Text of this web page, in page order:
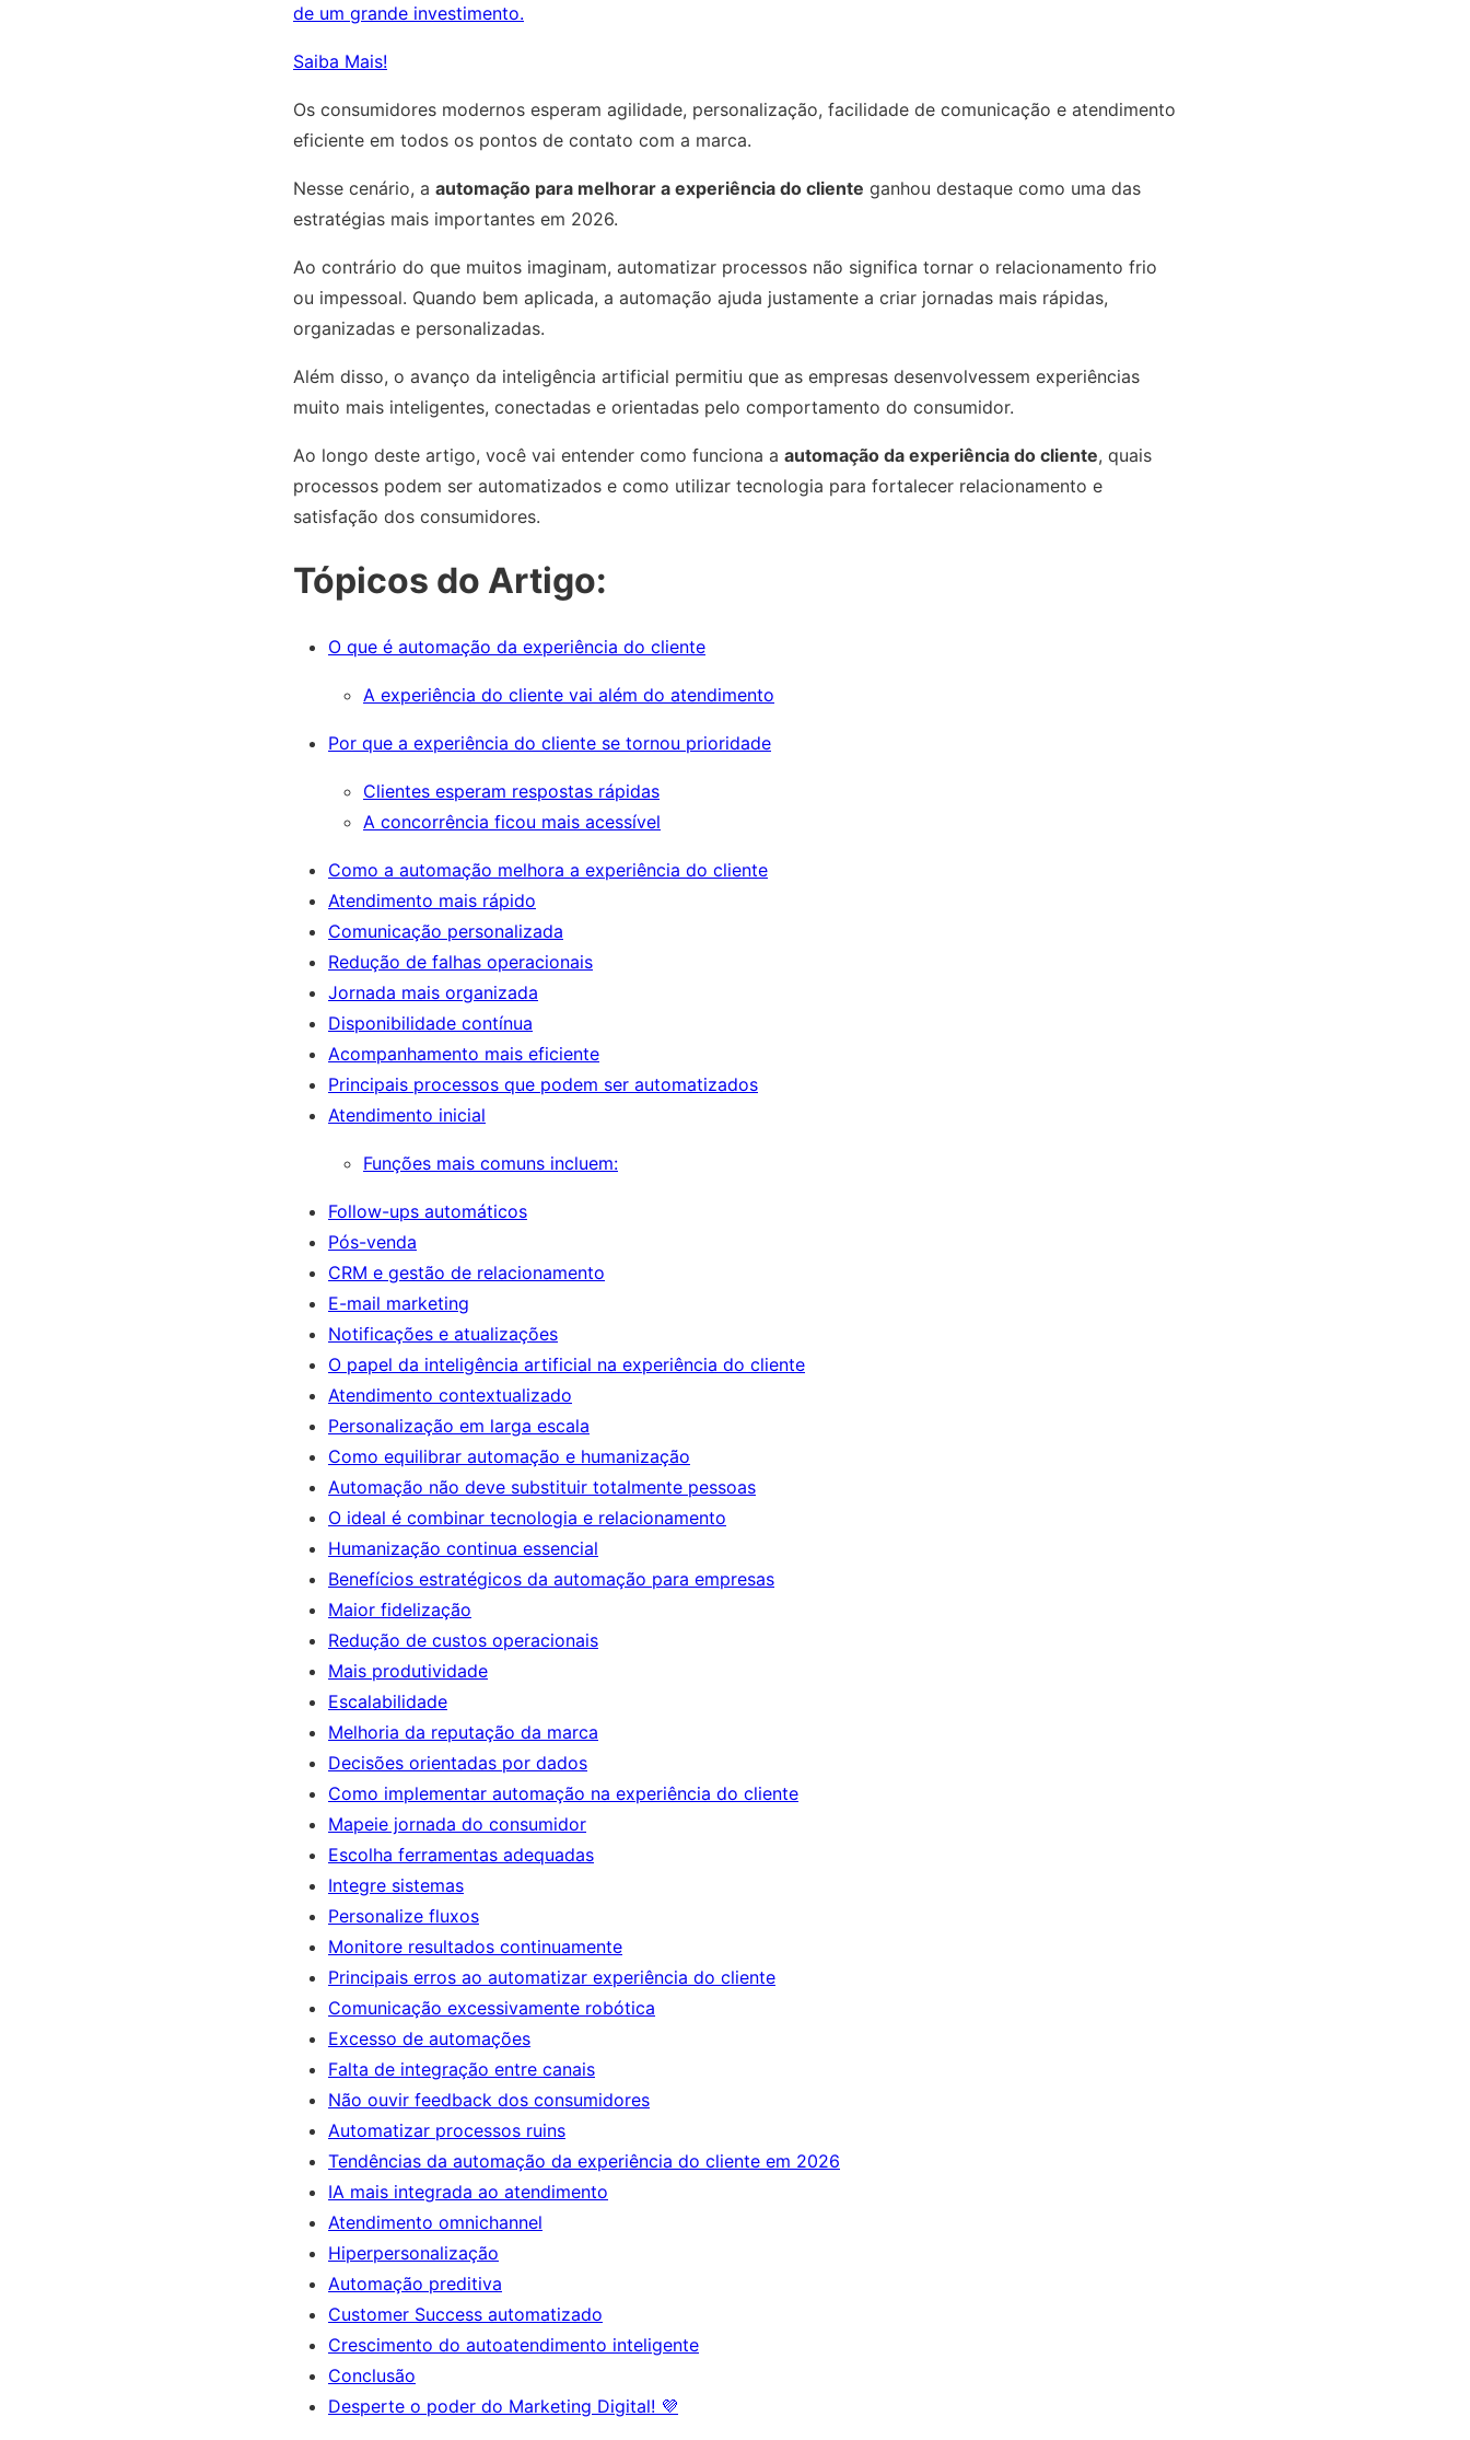
de um grande investimento.
Saiba Mais!
Os consumidores modernos esperam agilidade, personalização, facilidade de comunicação e atendimento
eficiente em todos os pontos de contato com a marca.
Nesse cenário, a automação para melhorar a experiência do cliente ganhou destaque como uma das
estratégias mais importantes em 2026.
Ao contrário do que muitos imaginam, automatizar processos não significa tornar o relacionamento frio
ou impessoal. Quando bem aplicada, a automação ajuda justamente a criar jornadas mais rápidas,
organizadas e personalizadas.
Além disso, o avanço da inteligência artificial permitiu que as empresas desenvolvessem experiências
muito mais inteligentes, conectadas e orientadas pelo comportamento do consumidor.
Ao longo deste artigo, você vai entender como funciona a automação da experiência do cliente, quais
processos podem ser automatizados e como utilizar tecnologia para fortalecer relacionamento e
satisfação dos consumidores.
Tópicos do Artigo:
O que é automação da experiência do cliente
A experiência do cliente vai além do atendimento
Por que a experiência do cliente se tornou prioridade
Clientes esperam respostas rápidas
A concorrência ficou mais acessível
Como a automação melhora a experiência do cliente
Atendimento mais rápido
Comunicação personalizada
Redução de falhas operacionais
Jornada mais organizada
Disponibilidade contínua
Acompanhamento mais eficiente
Principais processos que podem ser automatizados
Atendimento inicial
Funções mais comuns incluem:
Follow-ups automáticos
Pós-venda
CRM e gestão de relacionamento
E-mail marketing
Notificações e atualizações
O papel da inteligência artificial na experiência do cliente
Atendimento contextualizado
Personalização em larga escala
Como equilibrar automação e humanização
Automação não deve substituir totalmente pessoas
O ideal é combinar tecnologia e relacionamento
Humanização continua essencial
Benefícios estratégicos da automação para empresas
Maior fidelização
Redução de custos operacionais
Mais produtividade
Escalabilidade
Melhoria da reputação da marca
Decisões orientadas por dados
Como implementar automação na experiência do cliente
Mapeie jornada do consumidor
Escolha ferramentas adequadas
Integre sistemas
Personalize fluxos
Monitore resultados continuamente
Principais erros ao automatizar experiência do cliente
Comunicação excessivamente robótica
Excesso de automações
Falta de integração entre canais
Não ouvir feedback dos consumidores
Automatizar processos ruins
Tendências da automação da experiência do cliente em 2026
IA mais integrada ao atendimento
Atendimento omnichannel
Hiperpersonalização
Automação preditiva
Customer Success automatizado
Crescimento do autoatendimento inteligente
Conclusão
Desperte o poder do Marketing Digital! 💜